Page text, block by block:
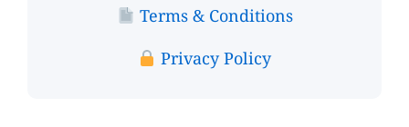
Terms & Conditions
Privacy Policy